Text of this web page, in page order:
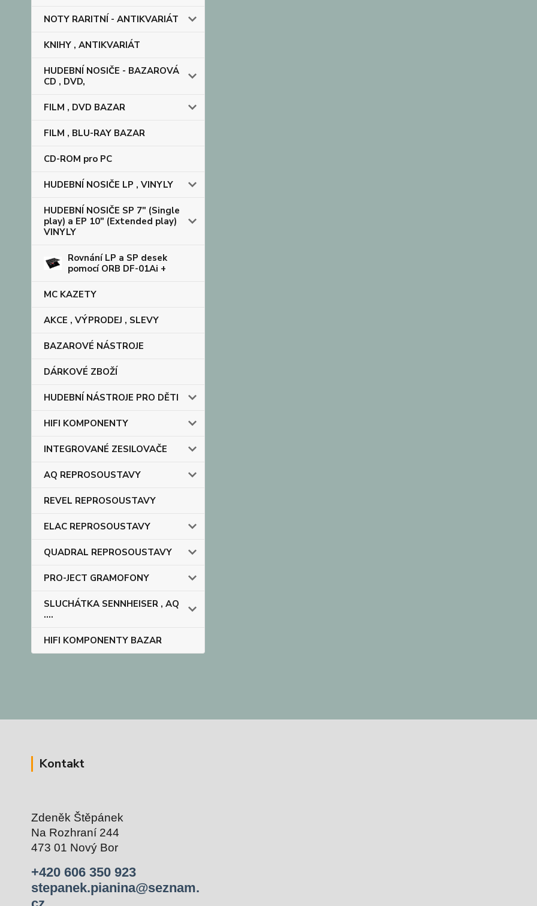
NOTY RARITNÍ - ANTIKVARIÁT
KNIHY , ANTIKVARIÁT
HUDEBNÍ NOSIČE - BAZAROVÁ
CD , DVD,
FILM , DVD BAZAR
FILM , BLU-RAY BAZAR
CD-ROM pro PC
HUDEBNÍ NOSIČE LP , VINYLY
HUDEBNÍ NOSIČE SP 7" (Single
play) a EP 10" (Extended play)
VINYLY
Rovnání LP a SP desek
pomocí ORB DF-01Ai +
MC KAZETY
AKCE , VÝPRODEJ , SLEVY
BAZAROVÉ NÁSTROJE
DÁRKOVÉ ZBOŽÍ
HUDEBNÍ NÁSTROJE PRO DĚTI
HIFI KOMPONENTY
INTEGROVANÉ ZESILOVAČE
AQ REPROSOUSTAVY
REVEL REPROSOUSTAVY
ELAC REPROSOUSTAVY
QUADRAL REPROSOUSTAVY
PRO-JECT GRAMOFONY
SLUCHÁTKA SENNHEISER , AQ
....
HIFI KOMPONENTY BAZAR
Kontakt
Zdeněk Štěpánek
Na Rozhraní 244
473 01 Nový Bor
+420 606 350 923
stepanek.pianina@seznam.